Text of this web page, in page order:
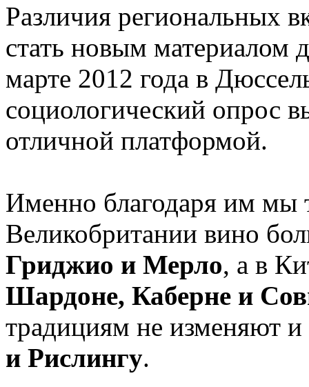
Различия региональных
стать новым материалом
марте 2012 года в
социологический опрос
отличной платформой.
Именно благодаря им мы
Великобритании вино
Гриджио и Мерло, а в
Шардоне, Каберне и
традициям не изменяют
и Рислингу.